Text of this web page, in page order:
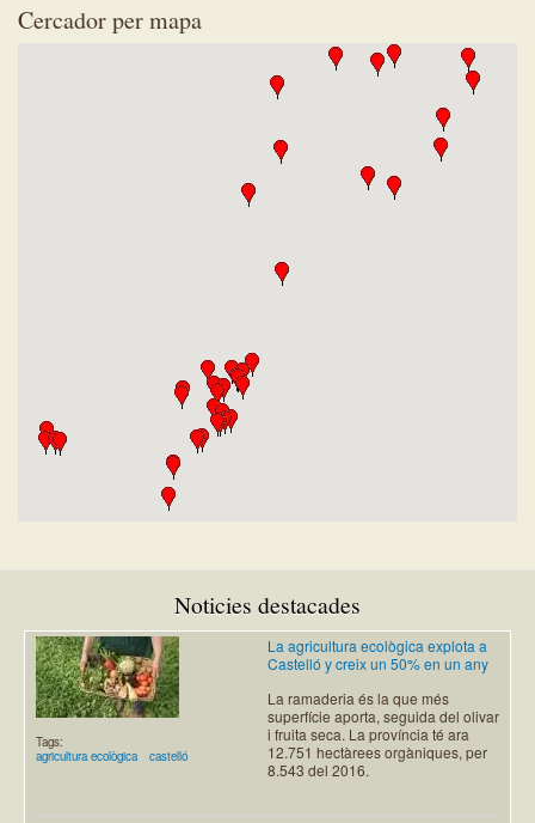
Cercador per mapa
Noticies destacades
Tags:
agricultura ecològica
castelló
La agricultura ecològica explota a
Castelló y creix un 50% en un any
La ramaderia és la que més
superfície aporta, seguida del olivar
i fruita seca. La província té ara
12.751 hectàrees orgàniques, per
8.543 del 2016.